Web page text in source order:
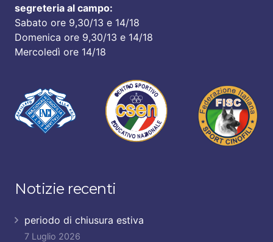
segreteria al campo:
Sabato ore 9,30/13 e 14/18
Domenica ore 9,30/13 e 14/18
Mercoledì ore 14/18
Notizie recenti
periodo di chiusura estiva
7 Luglio 2026